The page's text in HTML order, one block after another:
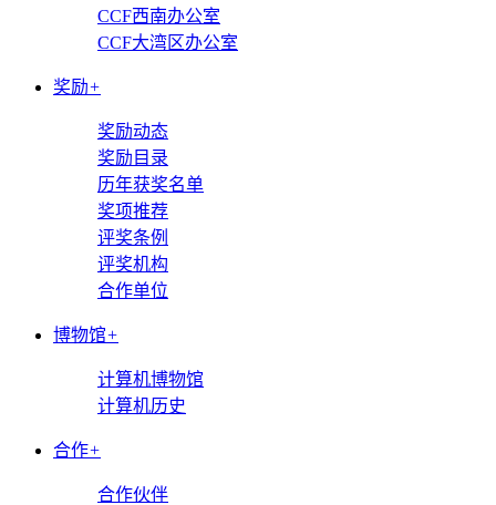
CCF西南办公室
CCF大湾区办公室
奖励+
奖励动态
奖励目录
历年获奖名单
奖项推荐
评奖条例
评奖机构
合作单位
博物馆+
计算机博物馆
计算机历史
合作+
合作伙伴